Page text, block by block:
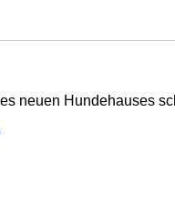
neuen Hundehauses